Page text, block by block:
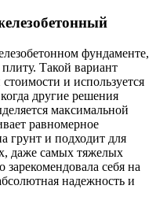
фундаменте,
Такой вариант
и используется
другие решения
максимальной
равномерное
грунт и подходит для
даже самых тяжелых
себя на
надежность и